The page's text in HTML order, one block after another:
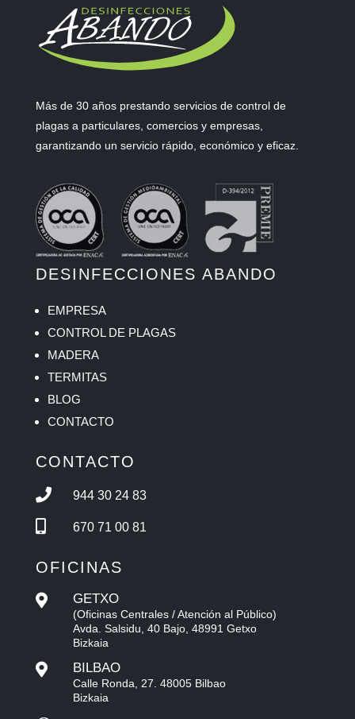
Más de 30 años prestando servicios de control de
plagas a particulares, comercios y empresas,
garantizando un servicio rápido, económico y eficaz.
DESINFECCIONES ABANDO
EMPRESA
CONTROL DE PLAGAS
MADERA
TERMITAS
BLOG
CONTACTO
CONTACTO
 944 30 24 83
 670 71 00 81
OFICINAS
 GETXO
(Oficinas Centrales / Atención al Público)
Avda. Salsidu, 40 Bajo, 48991 Getxo
Bizkaia
 BILBAO
Calle Ronda, 27. 48005 Bilbao
Bizkaia